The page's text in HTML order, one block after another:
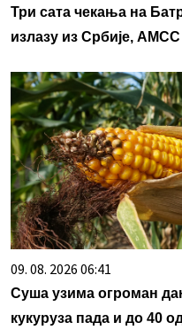
Три сата чекања на
излазу из Србије,
09. 08. 2026 06:41
Суша узима огроман
кукуруза пада и до 40